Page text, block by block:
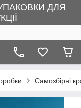
ДЛЯ
Самозбірні